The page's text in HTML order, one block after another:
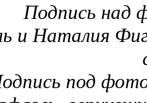
Подпись над
и Наталия
под